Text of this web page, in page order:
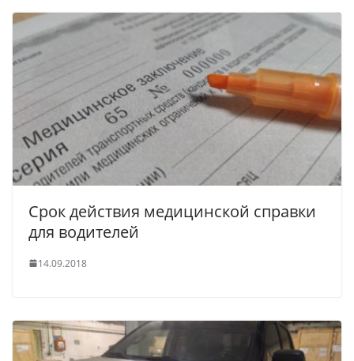
Срок действия медицинской справки
для водителей
14.09.2018